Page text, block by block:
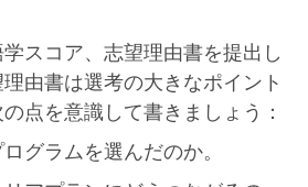
スコア、志望理由書を提出し
由書は選考の大きなポイント
点を意識して書きましょう：
グラムを選んだのか。